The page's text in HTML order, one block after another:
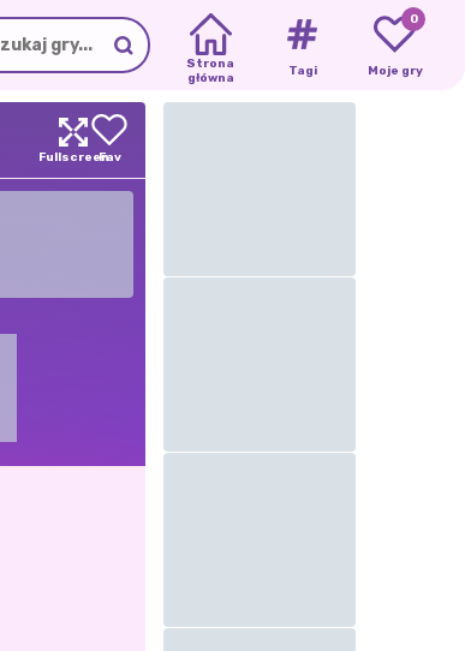
Strona
główna
Tagi
0
Moje gry